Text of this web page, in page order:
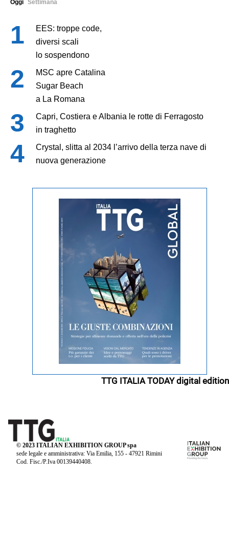
Oggi Settimana
EES: troppe code,
diversi scali
lo sospendono
MSC apre Catalina
Sugar Beach
a La Romana
Capri, Costiera e Albania le rotte di Ferragosto
in traghetto
Crystal, slitta al 2034 l’arrivo della terza nave di
nuova generazione
TTG ITALIA TODAY digital edition
© 2023 ITALIAN EXHIBITION GROUP spa
sede legale e amministrativa: Via Emilia, 155 - 47921 Rimini
Cod. Fisc./P.Iva 00139440408.